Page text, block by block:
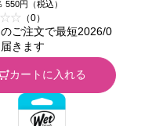
550円（税込）
（0）
ご注文で最短2026/0
きます
カートに入れる